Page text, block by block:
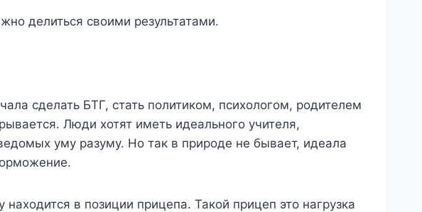
делиться своими результатами.
сделать БТГ, стать политиком, психологом, родителем
Люди хотят иметь идеального учителя,
уму разуму. Но так в природе не бывает, идеала
в позиции прицепа. Такой прицеп это нагрузка